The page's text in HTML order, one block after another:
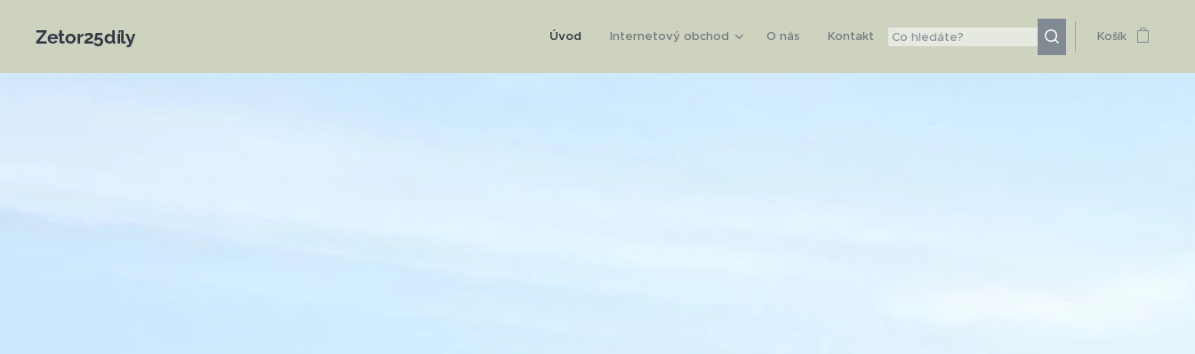
Zetor25díly Úvod Internetový obchod O nás Kontakt Košík